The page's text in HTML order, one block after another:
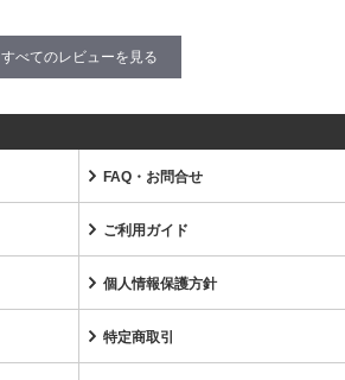
すべてのレビューを見る
FAQ・お問合せ
ご利用ガイド
個人情報保護方針
特定商取引